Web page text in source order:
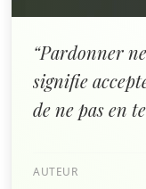
“Pardonner
signifie
de ne pas en
AUTEUR